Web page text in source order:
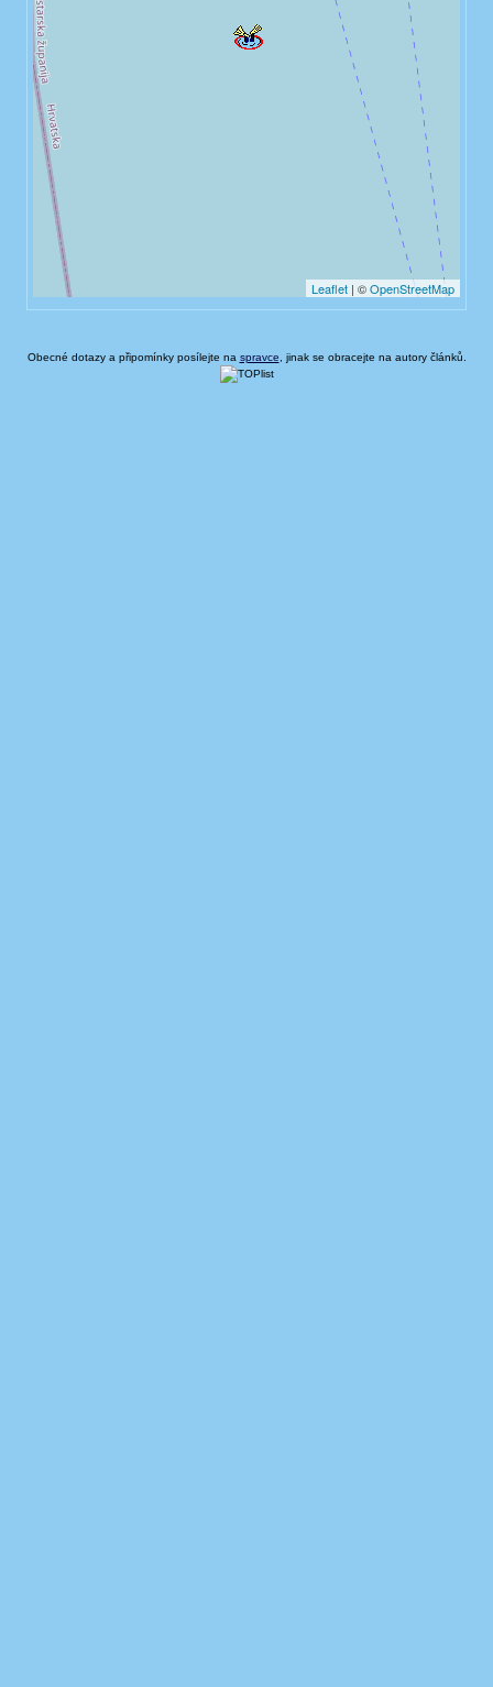
Obecné dotazy a připomínky posílejte na spravce , jinak se obracejte na autory článků.